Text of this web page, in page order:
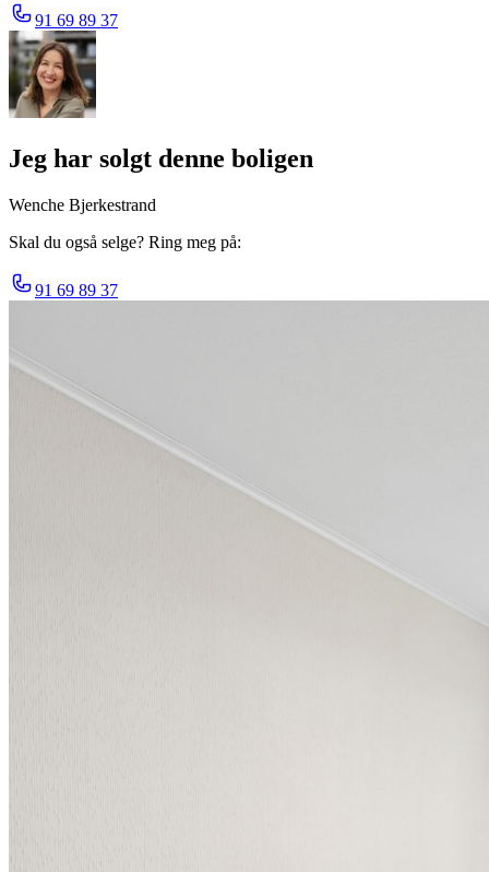
91 69 89 37
Jeg har solgt denne boligen
Wenche Bjerkestrand
Skal du også selge? Ring meg på:
91 69 89 37